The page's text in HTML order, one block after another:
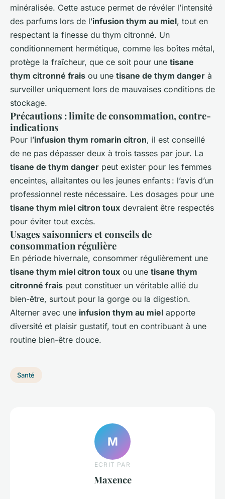
minéralisée. Cette astuce permet de révéler l’intensité
des parfums lors de l’infusion thym au miel, tout en
respectant la finesse du thym citronné. Un
conditionnement hermétique, comme les boîtes métal,
protège la fraîcheur, que ce soit pour une tisane
thym citronné frais ou une tisane de thym danger à
surveiller uniquement lors de mauvaises conditions de
stockage.
Précautions : limite de consommation, contre-
indications
Pour l’infusion thym romarin citron, il est conseillé
de ne pas dépasser deux à trois tasses par jour. La
tisane de thym danger peut exister pour les femmes
enceintes, allaitantes ou les jeunes enfants : l’avis d’un
professionnel reste nécessaire. Les dosages pour une
tisane thym miel citron toux devraient être respectés
pour éviter tout excès.
Usages saisonniers et conseils de
consommation régulière
En période hivernale, consommer régulièrement une
tisane thym miel citron toux ou une tisane thym
citronné frais peut constituer un véritable allié du
bien-être, surtout pour la gorge ou la digestion.
Alterner avec une infusion thym au miel apporte
diversité et plaisir gustatif, tout en contribuant à une
routine bien-être douce.
Santé
M
ECRIT PAR
Maxence